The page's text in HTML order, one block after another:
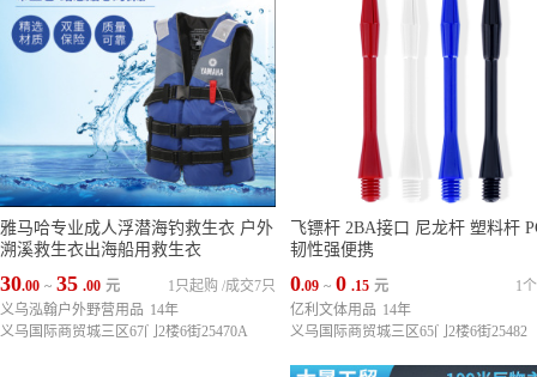
雅马哈专业成人浮潜海钓救生衣 户外
溯溪救生衣出海船用救生衣
30.00 ~ 35 .00 元 成交7只
1只起购 /
义乌泓翰户外野营用品 14年
义乌国际商贸城三区67门2楼6街25470A
飞镖杆 2BA接口 尼龙杆 塑料杆
韧性强便携
0.09 ~ 0 .15 元
1
亿利文体用品 14年
义乌国际商贸城三区65门2楼6街25482